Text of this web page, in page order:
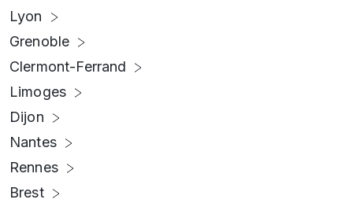
Lyon
Grenoble
Clermont-Ferrand
Limoges
Dijon
Nantes
Rennes
Brest